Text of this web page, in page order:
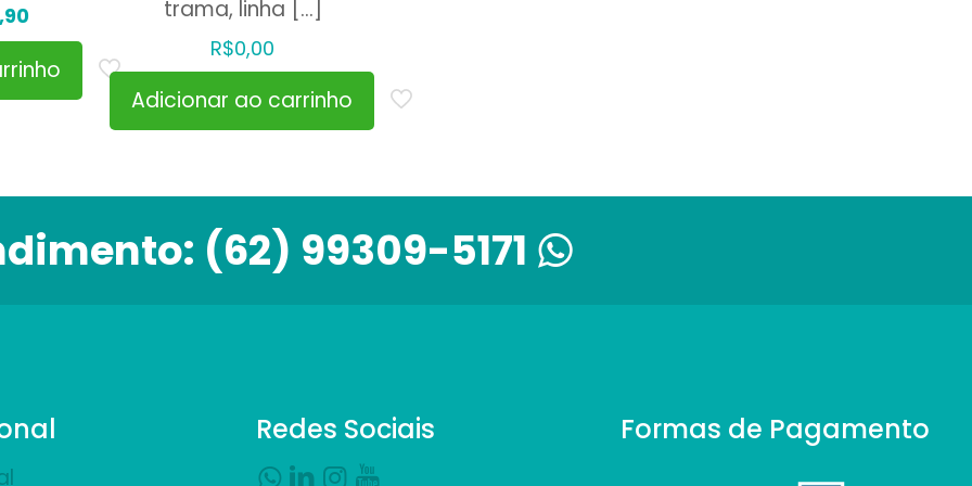
O
preço
atual
é:
trama, linha […]
R$0,00
Adicionar ao carrinho
(62) 99309-5171
Redes Sociais Formas de Pagamento